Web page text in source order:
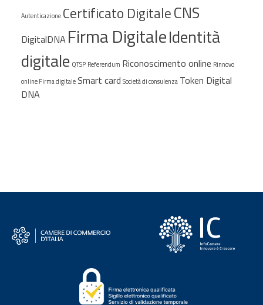
Autenticazione Certificato DigitaleCNS
DigitalDNA Firma DigitaleIdentità
digitale QTSP Referendum Riconoscimento online Rinnovo
online Firma digitaleSmart card Società di consulenza Token Digital
DNA